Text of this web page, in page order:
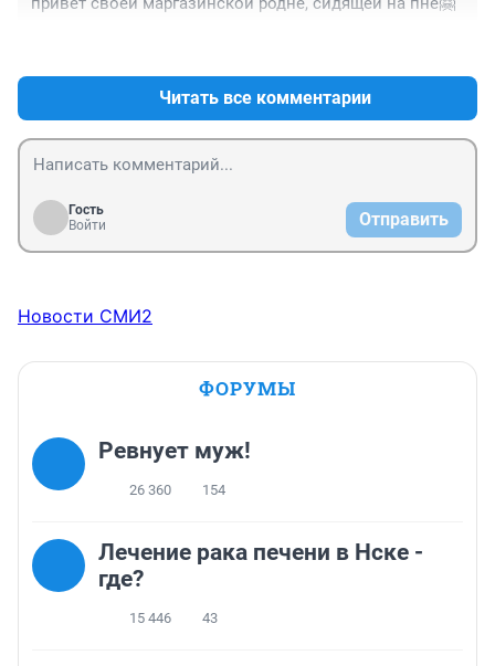
Читать все комментарии
Гость
Войти
Отправить
Новости СМИ2
ФОРУМЫ
Ревнует муж!
26 360 154
Лечение рака печени в Нске -
где?
15 446 43